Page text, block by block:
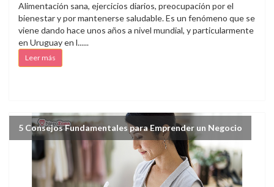
Alimentación sana, ejercicios diarios, preocupación por el
bienestar y por mantenerse saludable. Es un fenómeno que se
viene dando hace unos años a nivel mundial, y particularmente
en Uruguay en l......
Leer más
5 Consejos Fundamentales para Emprender un Negocio